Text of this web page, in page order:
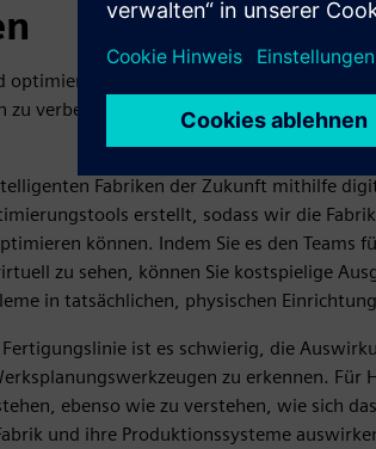
Sie 3D-Fabrikentwürfe
verbessern.
Fabriken der Zukunft mithilfe
erstellt, sodass wir die
können. Indem Sie es den Teams
zu sehen, können Sie kostspielige
in tatsächlichen, physischen
ist es schwierig, die
zu erkennen. Für
ebenso wie zu verstehen, wie sich
und ihre Produktionssysteme